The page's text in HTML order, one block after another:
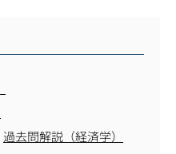
過去問解説（経済学）